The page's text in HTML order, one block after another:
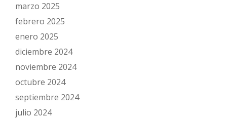
marzo 2025
febrero 2025
enero 2025
diciembre 2024
noviembre 2024
octubre 2024
septiembre 2024
julio 2024